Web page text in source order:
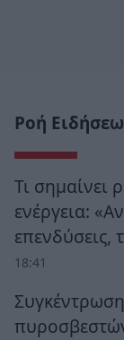
Ροή
Τι σημαίνει
ενέργεια:
επενδύσεις,
18:41